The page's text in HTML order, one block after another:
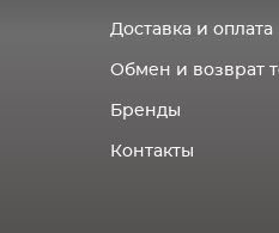
Доставка и оплата
Обмен и возврат
Бренды
Контакты